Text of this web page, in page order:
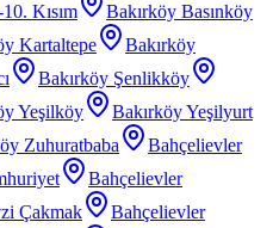
Kısım
Bakırköy Basınköy
Kartaltepe
Bakırköy
Bakırköy Şenlikköy
Yeşilköy
Bakırköy Yeşilyurt
Zuhuratbaba
Bahçelievler
Bahçelievler
Çakmak
Bahçelievler